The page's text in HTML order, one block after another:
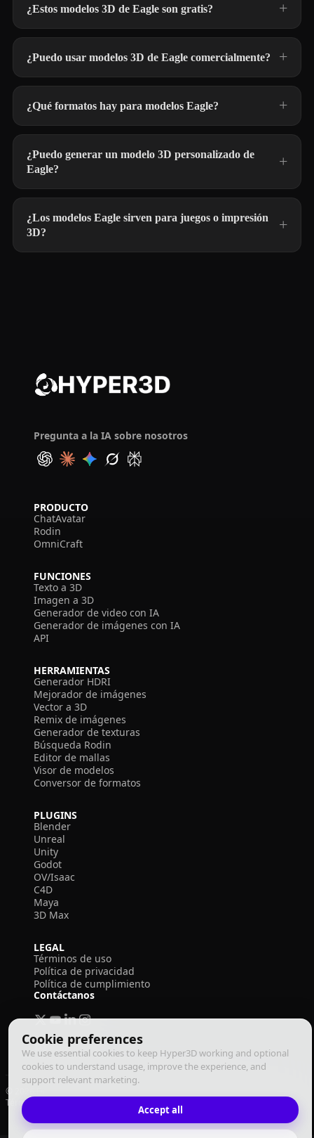
Cookie preferences
We use essential cookies to keep Hyper3D working and optional
cookies to understand usage, improve the experience, and
support relevant marketing.
Accept all
¿Estos modelos 3D de Eagle son gratis?
¿Puedo usar modelos 3D de Eagle comercialmente?
¿Qué formatos hay para modelos Eagle?
¿Puedo generar un modelo 3D personalizado de
Eagle?
¿Los modelos Eagle sirven para juegos o impresión
3D?
Pregunta a la IA sobre nosotros
PRODUCTO
ChatAvatar
Rodin
OmniCraft
FUNCIONES
Texto a 3D
Imagen a 3D
Generador de video con IA
Generador de imágenes con IA
API
HERRAMIENTAS
Generador HDRI
Mejorador de imágenes
Vector a 3D
Remix de imágenes
Generador de texturas
Búsqueda Rodin
Editor de mallas
Visor de modelos
Conversor de formatos
PLUGINS
Blender
Unreal
Unity
Godot
OV/Isaac
C4D
Maya
3D Max
LEGAL
Términos de uso
Política de privacidad
Política de cumplimiento
Contáctanos
© 2026 Deemos Corporation. Todos los derechos reservados
Términos de Uso
Español